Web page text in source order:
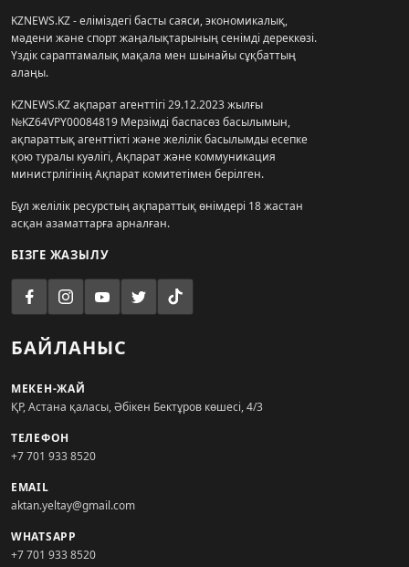
KZNEWS.KZ - еліміздегі басты саяси, экономикалық,
мәдени және спорт жаңалықтарының сенімді дереккөзі.
Үздік сараптамалық мақала мен шынайы сұқбаттың
алаңы.
KZNEWS.KZ ақпарат агенттігі 29.12.2023 жылғы
№KZ64VPY00084819 Мерзімді баспасөз басылымын,
ақпараттық агенттікті және желілік басылымды есепке
қою туралы куәлігі, Ақпарат және коммуникация
министрлігінің Ақпарат комитетімен берілген.
Бұл желілік ресурстың ақпараттық өнімдері 18 жастан
асқан азаматтарға арналған.
БІЗГЕ ЖАЗЫЛУ
БАЙЛАНЫС
МЕКЕН-ЖАЙ
ҚР, Астана қаласы, Әбікен Бектұров көшесі, 4/3
ТЕЛЕФОН
+7 701 933 8520
EMAIL
aktan.yeltay@gmail.com
WHATSAPP
+7 701 933 8520